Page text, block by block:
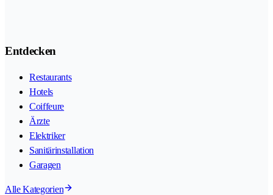
Entdecken
Restaurants
Hotels
Coiffeure
Ärzte
Elektriker
Sanitärinstallation
Garagen
Alle Kategorien